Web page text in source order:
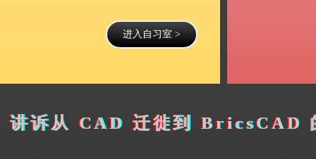
进入自习室 >
讲诉从 CAD 迁徙到 BricsCAD